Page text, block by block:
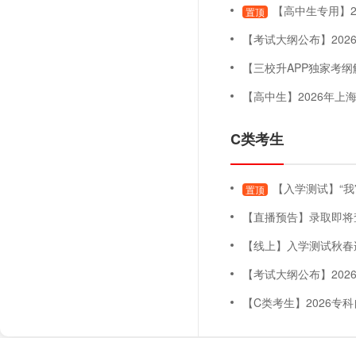
置顶
【高中生专用
【考试大纲公布】2026年上
【三校升APP独家考纲解
【高中生】2026年上海三月自主
C类考生
置顶
【入学测试】“
【直播预告】录取即将查询！五月未录取怎
【线上】入学测试秋春连贯
【考试大纲公布】2026年上
【C类考生】2026专